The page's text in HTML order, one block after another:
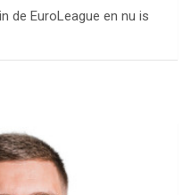
de EuroLeague en nu is